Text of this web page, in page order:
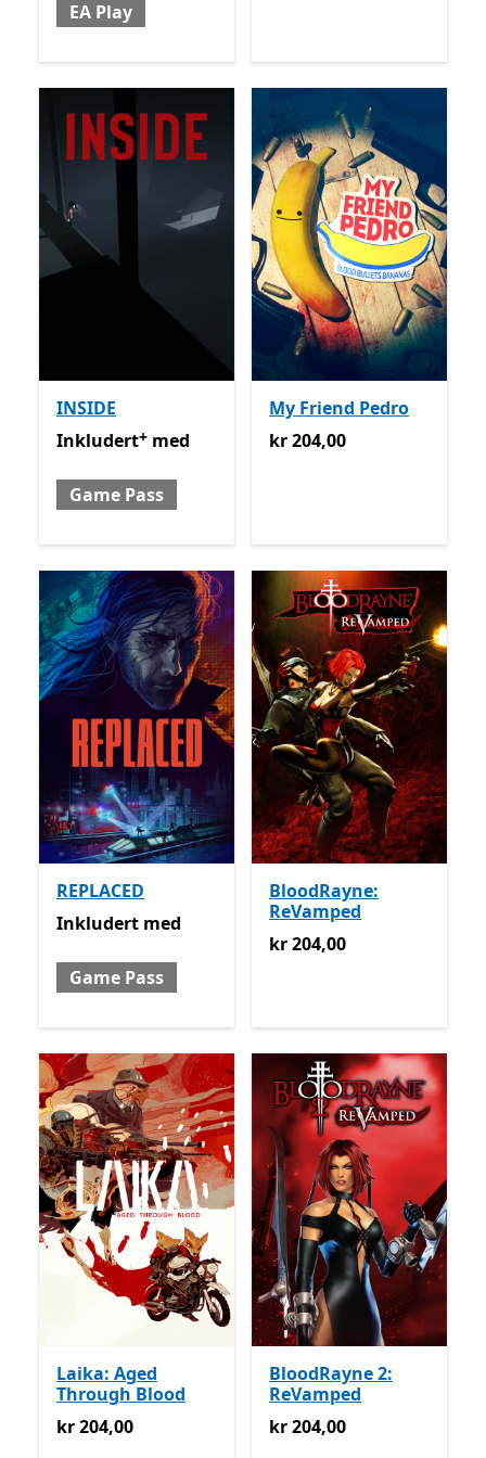
EA Play
INSIDE
Inkludert med Game Pass Tilbyr kjøp i appen
Inkludert+ med
Game Pass
My Friend Pedro
kr 204,00
kr 204,00
REPLACED
Inkludert med Game Pass
Inkludert med
Game Pass
BloodRayne:
ReVamped
kr 204,00
kr 204,00
Laika: Aged
Through Blood
kr 204,00
kr 204,00
BloodRayne 2:
ReVamped
kr 204,00
kr 204,00